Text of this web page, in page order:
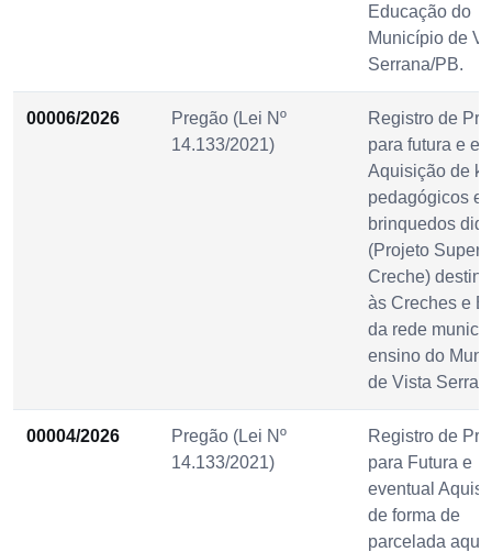
Educação do
Município de
Serrana/PB.
00006/2026
Pregão (Lei Nº
14.133/2021)
Registro de
para futura e
Aquisição de
pedagógicos e
brinquedos
(Projeto Super
Creche)
às Creches e
da rede
ensino do
de Vista
00004/2026
Pregão (Lei Nº
14.133/2021)
Registro de
para Futura e
eventual
de forma de
parcelada